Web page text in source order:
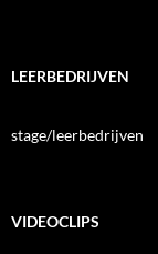
LEERBEDRIJVEN
stage/leerbedrijven
VIDEOCLIPS